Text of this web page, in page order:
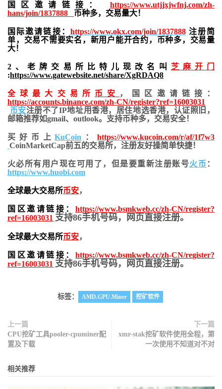
国区邀请链接： https://www.utjjxjwfnj.com/zh-
hans/join/1837888 币种多，交易量大！
国际邀请链接： https://www.okx.com/join/1837888注册简
单，交易不需要实名，新用户能开合约， 币种多，交易量
大！
2、老牌交易所比特儿现改名叫 芝麻开门
:https://www.gatewebsite.net/share/XgRDAQ8
全球最大交易所 币安
，国区邀请链接：
https://accounts.binance.com/zh-CN/register?ref=16003031
币安注册不了IP地址用香港，居住地选香港，认证照旧，
邮箱推荐如gmail、outlook。支持币种多，交易安全！
买好币上KuCoin ：https://www.kucoin.com/r/af/1f7w3
CoinMarketCap前五的交易所，注册友好操简单快捷！
火必所有用户现在可用了，但是要重新注册账号火币 ：
https://www.huobi.com
全球最大交易所币安，
国区邀请链接： https://www.bsmkweb.cc/zh-CN/register?
ref=16003031 支持86手机号码，网页直接注册。
全球最大交易所币安，
国区邀请链接： https://www.bsmkweb.cc/zh-CN/register?
ref=16003031 支持86手机号码，网页直接注册。
标签： AMD.GPU.Miner 挖矿软件
上一篇
CPU挖矿工具pooler-cpuminer配
置及下载
下一篇
xmr-stak挖矿软件使用全程，第
一次使用不知道对不对
相关推荐